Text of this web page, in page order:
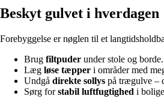
Beskyt gulvet i hverdagen
Forebyggelse er nøglen til et
Brug filtpuder under stole og borde.
Læg løse tæpper i områder med
Undgå direkte sollys på trægulve –
Sørg forstabil luftfugtighed i